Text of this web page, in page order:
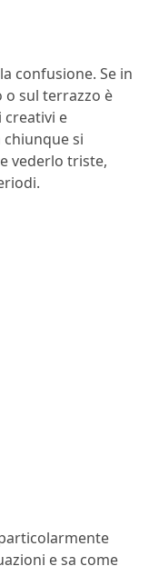
confusione. Se in
o sul terrazzo è
creativi e
si
vederlo triste,
e sa come